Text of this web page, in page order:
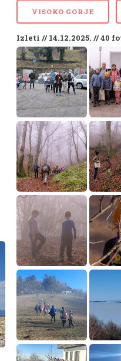
VISOKO GORJE
Izleti // 14.12.2025. // 40